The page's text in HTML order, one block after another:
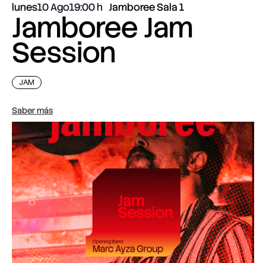
lunes10 Ago19:00 Jamboree Sala 1
Jamboree Jam
Session
JAM
Saber más